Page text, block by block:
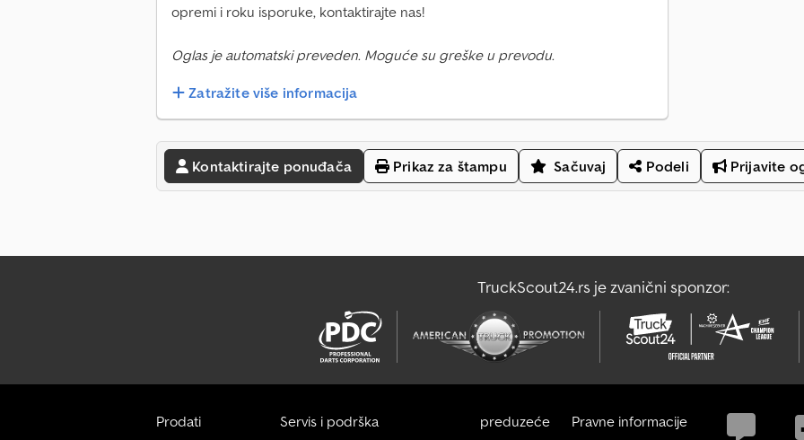
opremi i roku isporuke, kontaktirajte nas!
Oglas je automatski preveden. Moguće su greške u prevodu.
Zatražite više informacija
Kontaktirajte ponuđača Prikaz za štampu Sačuvaj Podeli Prijavite
TruckScout24.rs je zvanični sponzor:
Prodati Servis i podrška preduzeće Pravne informacije